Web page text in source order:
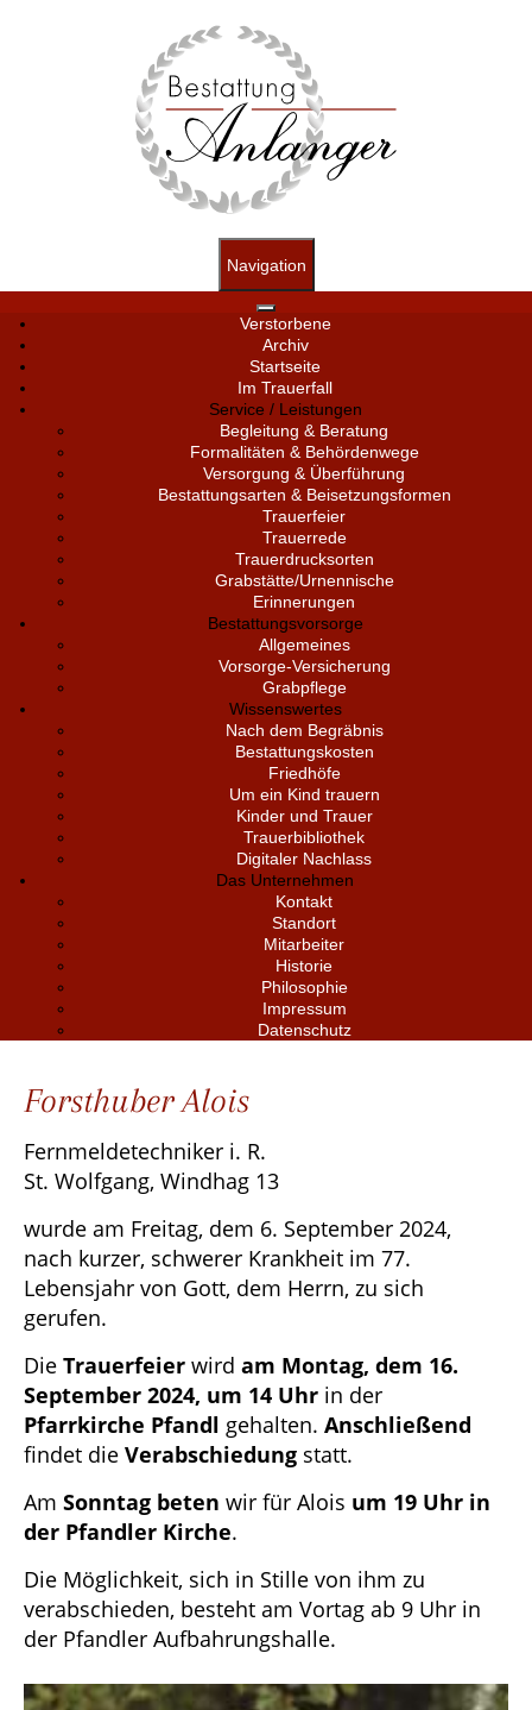
Navigation
Verstorbene
Archiv
Startseite
Im Trauerfall
Service / Leistungen
Begleitung & Beratung
Formalitäten & Behördenwege
Versorgung & Überführung
Bestattungsarten & Beisetzungsformen
Trauerfeier
Trauerrede
Trauerdrucksorten
Grabstätte/Urnennische
Erinnerungen
Bestattungsvorsorge
Allgemeines
Vorsorge-Versicherung
Grabpflege
Wissenswertes
Nach dem Begräbnis
Bestattungskosten
Friedhöfe
Um ein Kind trauern
Kinder und Trauer
Trauerbibliothek
Digitaler Nachlass
Das Unternehmen
Kontakt
Standort
Mitarbeiter
Historie
Philosophie
Impressum
Datenschutz
Forsthuber Alois
Fernmeldetechniker i. R.
St. Wolfgang, Windhag 13
wurde am Freitag, dem 6. September 2024,
nach kurzer, schwerer Krankheit im 77.
Lebensjahr von Gott, dem Herrn, zu sich
gerufen.
Die Trauerfeier wird am Montag, dem 16.
September 2024, um 14 Uhr in der
Pfarrkirche Pfandl gehalten. Anschließend
findet die Verabschiedung statt.
Am Sonntag beten wir für Alois um 19 Uhr in
der Pfandler Kirche.
Die Möglichkeit, sich in Stille von ihm zu
verabschieden, besteht am Vortag ab 9 Uhr in
der Pfandler Aufbahrungshalle.